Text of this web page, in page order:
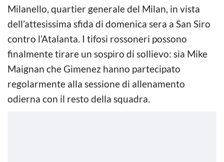
Milanello, quartier generale del Milan, in vista
dell’attesissima sfida di domenica sera a San Siro
contro l’Atalanta. I tifosi rossoneri possono
finalmente tirare un sospiro di sollievo: sia Mike
Maignan che Gimenez hanno partecipato
regolarmente alla sessione di allenamento
odierna con il resto della squadra.